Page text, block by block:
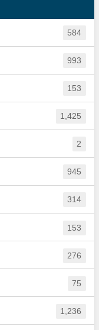
584
993
153
1,425
2
945
314
153
276
75
1,236